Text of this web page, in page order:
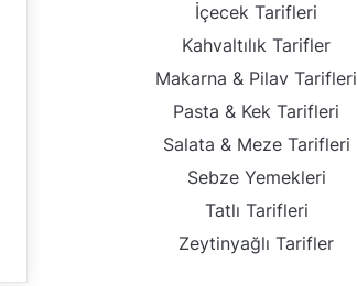
İçecek Tarifleri
Kahvaltılık Tarifler
Makarna & Pilav Tarifleri
Pasta & Kek Tarifleri
Salata & Meze Tarifleri
Sebze Yemekleri
Tatlı Tarifleri
Zeytinyağlı Tarifler